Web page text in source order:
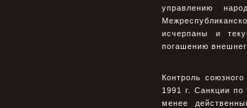
управлению
исчерпаны и
погашению
Контроль
1991 г. Санкции
менее